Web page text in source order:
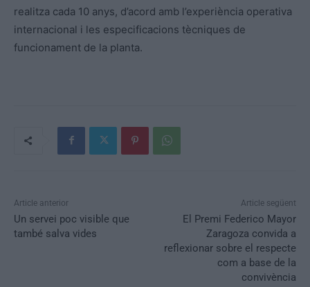
realitza cada 10 anys, d’acord amb l’experiència operativa
internacional i les especificacions tècniques de
funcionament de la planta.
Article anterior
Un servei poc visible que
també salva vides
Article següent
El Premi Federico Mayor
Zaragoza convida a
reflexionar sobre el respecte
com a base de la
convivència